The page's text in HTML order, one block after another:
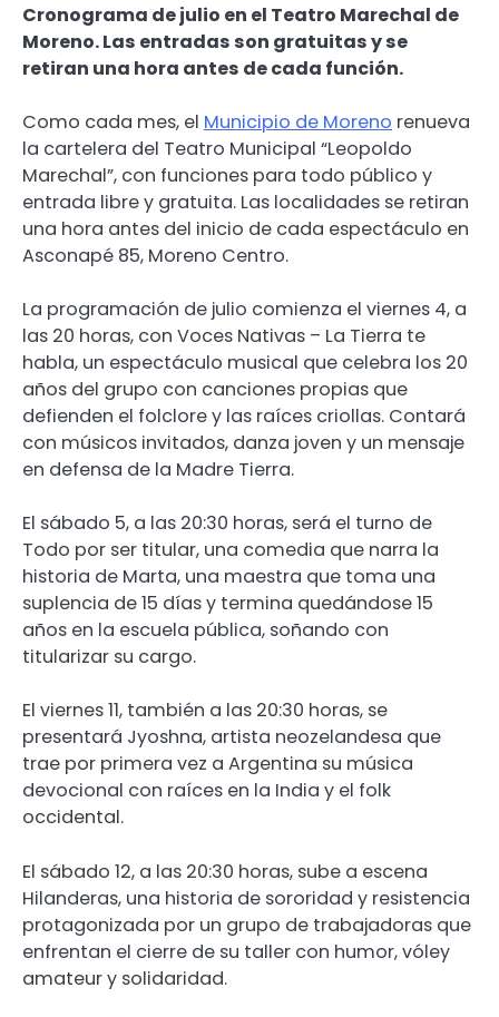
Cronograma de julio en el Teatro Marechal de
Moreno. Las entradas son gratuitas y se
retiran una hora antes de cada función.
Como cada mes, el Municipio de Moreno renueva
la cartelera del Teatro Municipal “Leopoldo
Marechal”, con funciones para todo público y
entrada libre y gratuita. Las localidades se retiran
una hora antes del inicio de cada espectáculo en
Asconapé 85, Moreno Centro.
La programación de julio comienza el viernes 4, a
las 20 horas, con Voces Nativas – La Tierra te
habla, un espectáculo musical que celebra los 20
años del grupo con canciones propias que
defienden el folclore y las raíces criollas. Contará
con músicos invitados, danza joven y un mensaje
en defensa de la Madre Tierra.
El sábado 5, a las 20:30 horas, será el turno de
Todo por ser titular, una comedia que narra la
historia de Marta, una maestra que toma una
suplencia de 15 días y termina quedándose 15
años en la escuela pública, soñando con
titularizar su cargo.
El viernes 11, también a las 20:30 horas, se
presentará Jyoshna, artista neozelandesa que
trae por primera vez a Argentina su música
devocional con raíces en la India y el folk
occidental.
El sábado 12, a las 20:30 horas, sube a escena
Hilanderas, una historia de sororidad y resistencia
protagonizada por un grupo de trabajadoras que
enfrentan el cierre de su taller con humor, vóley
amateur y solidaridad.